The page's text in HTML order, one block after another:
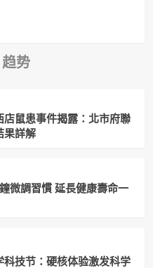
趋势
店鼠患事件揭露：北市府聯
果詳解
微調習慣 延長健康壽命一
科技节：硬核体验激发科学